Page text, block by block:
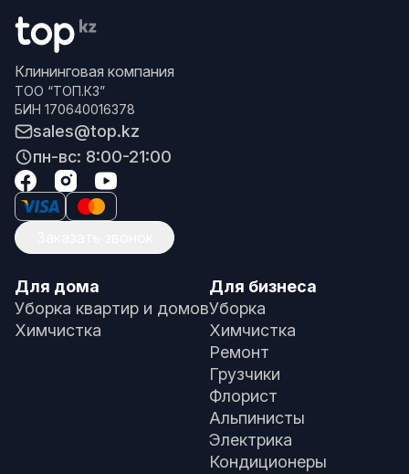
Клининговая компания
ТОО “ТОП.КЗ”
БИН 170640016378
sales@top.kz
пн-вс: 8:00-21:00
Для дома
Уборка квартир и домов
Химчистка
Для бизнеса
Уборка
Химчистка
Ремонт
Грузчики
Флорист
Альпинисты
Электрика
Кондиционеры